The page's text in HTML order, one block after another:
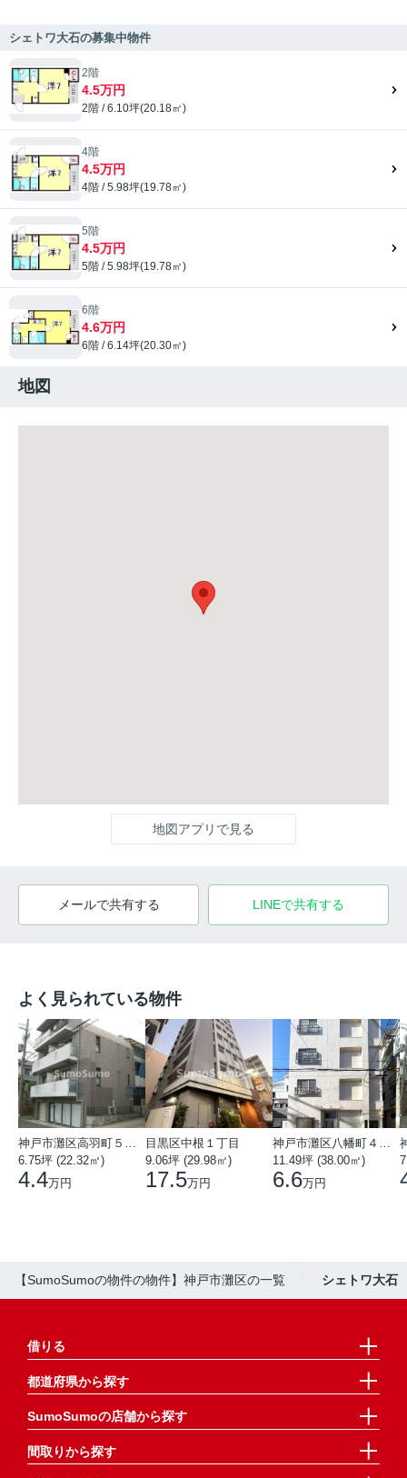
シェトワ大石の募集中物件
2階
4.5万円
2階 / 6.10坪(20.18㎡)
4階
4.5万円
4階 / 5.98坪(19.78㎡)
5階
4.5万円
5階 / 5.98坪(19.78㎡)
6階
4.6万円
6階 / 6.14坪(20.30㎡)
地図
地図アプリで見る
メールで共有する LINEで共有する
よく見られている物件
6.75坪 (22.32㎡)
4.4万円
目黒区中根１丁目
9.06坪 (29.98㎡)
17.5万円
11.49坪 (38.00㎡)
6.6万円
【SumoSumoの物件の物件】神戸市灘区の一覧 シェトワ大石
借りる
都道府県から探す
SumoSumoの店舗から探す
間取りから探す